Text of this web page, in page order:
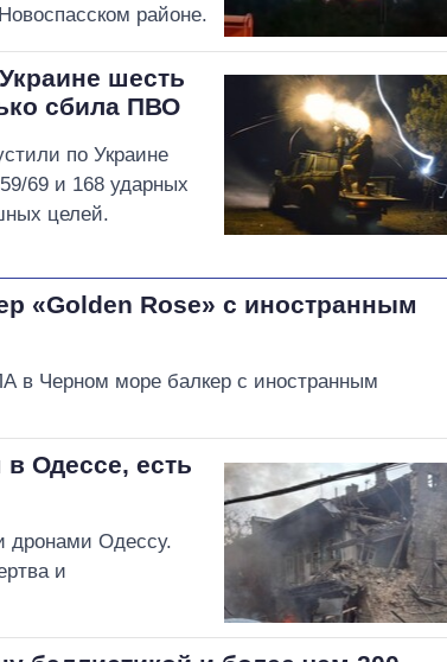
районе.
шесть
сбила ПВО
по Украине
69 и 168 ударных
целей.
«Golden Rose» с иностранным
в Черном море балкер с иностранным
Одессе, есть
дронами Одессу.
и